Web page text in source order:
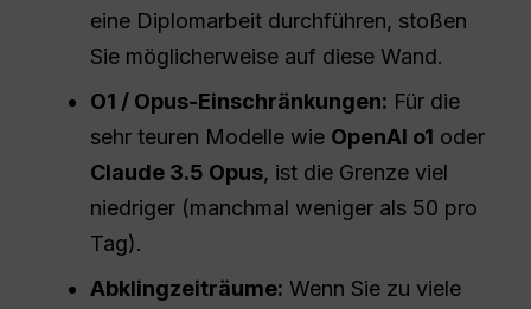
eine Diplomarbeit durchführen, stoßen
Sie möglicherweise auf diese Wand.
O1 / Opus-Einschränkungen: Für die
sehr teuren Modelle wie OpenAI o1 oder
Claude 3.5 Opus, ist die Grenze viel
niedriger (manchmal weniger als 50 pro
Tag).
Abklingzeiträume: Wenn Sie zu viele